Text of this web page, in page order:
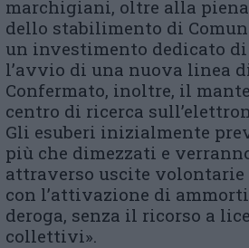
marchigiani, oltre alla
dello stabilimento di
un investimento dedicato
l’avvio di una nuova linea
Confermato, inoltre, il
centro di ricerca
Gli esuberi inizialmente
più che dimezzati e
attraverso uscite
con l’attivazione di
deroga, senza il ricorso a
collettivi».